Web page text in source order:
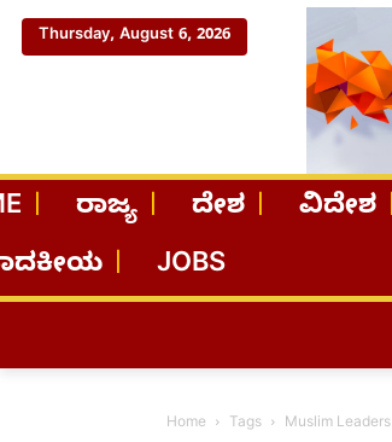
Thursday, August 6, 2026
ರಾಜ್ಯ ದೇಶ ವಿದೇಶ
JOBS
Home Tags Muslim Leaders